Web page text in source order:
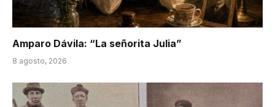
Amparo Dávila: “La señorita Julia”
8 agosto, 2026